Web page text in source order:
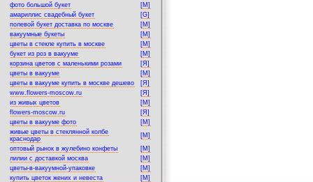
фото большой букет
[M]
амариллис свадебный букет
[G]
полевой букет доставка по москве
[M]
вакуумные букеты
[M]
цветы в стекле купить в москве
[M]
букет из роз в вакууме
[M]
корзина цветов с маленькими розами
[Я]
цветы в вакууме
[M]
цветы в вакууме купить в москве дешево
[Я]
www.flowers-moscow.ru
[Я]
из живых цветов
[M]
flowers-moscow.ru
[Я]
цветы в вакууме фото
[M]
живые цветы в стеклянной колбе
краснодар
[M]
оптовый рынок в жулебино конфеты
[M]
лилии с доставкой москва
[M]
цветы-в-вакуумной-упаковке
[M]
купить цветок жених и невеста
[M]